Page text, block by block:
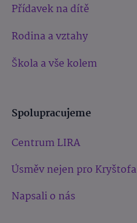
Přídavek na dítě
Rodina a vztahy
Škola a vše kolem
Spolupracujeme
Centrum LIRA
Úsměv nejen pro Kryštofa
Napsali o nás